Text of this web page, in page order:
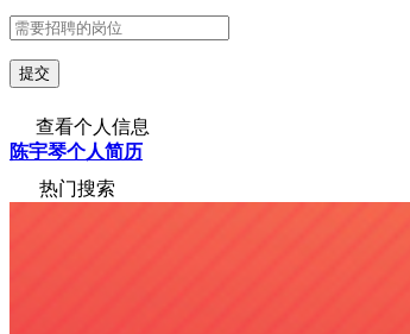
查看个人信息
陈宇琴个人简历
热门搜索